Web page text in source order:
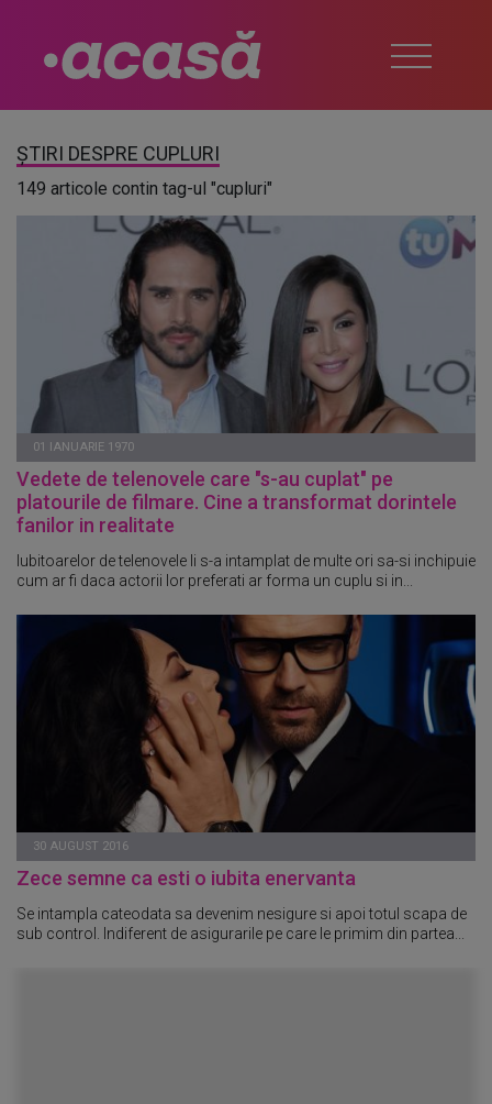
ȘTIRI DESPRE CUPLURI
149 articole contin tag-ul "cupluri"
01 IANUARIE 1970
Vedete de telenovele care "s-au cuplat" pe
platourile de filmare. Cine a transformat dorintele
fanilor in realitate
Iubitoarelor de telenovele li s-a intamplat de multe ori sa-si inchipuie
cum ar fi daca actorii lor preferati ar forma un cuplu si in...
30 AUGUST 2016
Zece semne ca esti o iubita enervanta
Se intampla cateodata sa devenim nesigure si apoi totul scapa de
sub control. Indiferent de asigurarile pe care le primim din partea...